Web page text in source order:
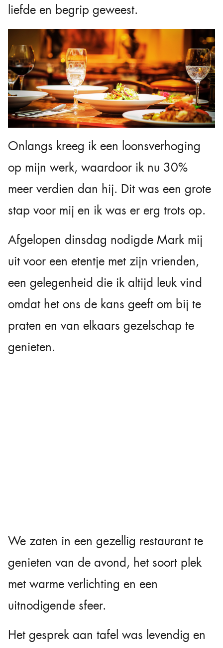
liefde en begrip geweest.
Onlangs kreeg ik een loonsverhoging
op mijn werk, waardoor ik nu 30%
meer verdien dan hij. Dit was een grote
stap voor mij en ik was er erg trots op.
Afgelopen dinsdag nodigde Mark mij
uit voor een etentje met zijn vrienden,
een gelegenheid die ik altijd leuk vind
omdat het ons de kans geeft om bij te
praten en van elkaars gezelschap te
genieten.
We zaten in een gezellig restaurant te
genieten van de avond, het soort plek
met warme verlichting en een
uitnodigende sfeer.
Het gesprek aan tafel was levendig en